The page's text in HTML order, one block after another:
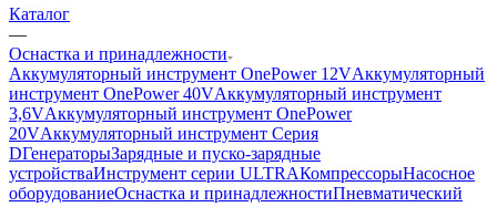
Каталог
—
Оснастка и принадлежности
Аккумуляторный инструмент OnePower 12VАккумуляторный
инструмент OnePower 40VАккумуляторный инструмент
3,6VАккумуляторный инструмент OnePower
20VАккумуляторный инструмент Серия
DГенераторыЗарядные и пуско-зарядные
устройстваИнструмент серии ULTRAКомпрессорыНасосное
оборудованиеОснастка и принадлежностиПневматический